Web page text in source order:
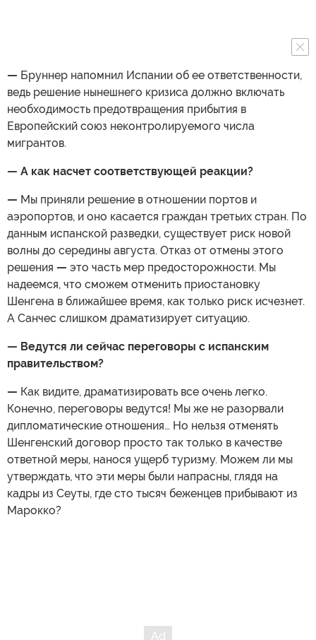
— Бруннер напомнил Испании об ее ответственности,
ведь решение нынешнего кризиса должно включать
необходимость предотвращения прибытия в
Европейский союз неконтролируемого числа
мигрантов.
— А как насчет соответствующей реакции?
— Мы приняли решение в отношении портов и
аэропортов, и оно касается граждан третьих стран. По
данным испанской разведки, существует риск новой
волны до середины августа. Отказ от отмены этого
решения — это часть мер предосторожности. Мы
надеемся, что сможем отменить приостановку
Шенгена в ближайшее время, как только риск исчезнет.
А Санчес слишком драматизирует ситуацию.
— Ведутся ли сейчас переговоры с испанским
правительством?
— Как видите, драматизировать все очень легко.
Конечно, переговоры ведутся! Мы же не разорвали
дипломатические отношения… Но нельзя отменять
Шенгенский договор просто так только в качестве
ответной меры, нанося ущерб туризму. Можем ли мы
утверждать, что эти меры были напрасны, глядя на
кадры из Сеуты, где сто тысяч беженцев прибывают из
Марокко?